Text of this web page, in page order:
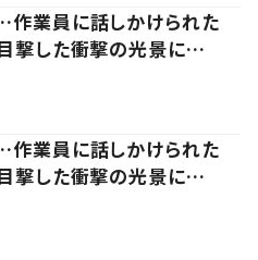
業員に話しかけられた
目撃した衝撃の光景に…
業員に話しかけられた
目撃した衝撃の光景に…